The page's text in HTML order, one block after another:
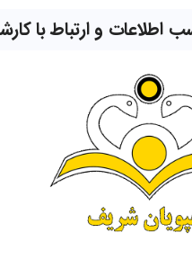
و ارتباط با